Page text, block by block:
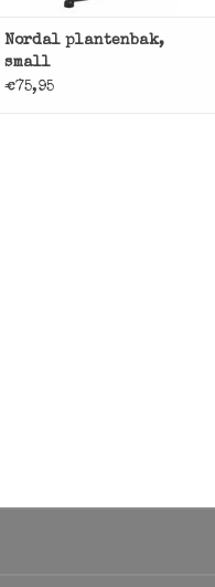
Nordal plantenbak,
small
€75,95